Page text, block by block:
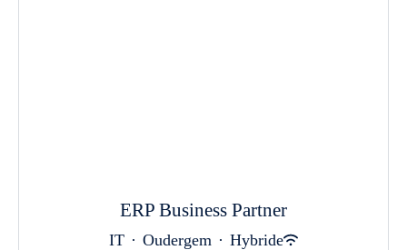
ERP Business Partner
IT · Oudergem · Hybride